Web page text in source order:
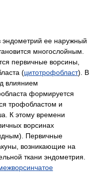
эндометрий ее наружный
многослойным.
первичные ворсины,
(цитотрофобласт). В
влиянием
формируется
трофобластом и
К этому времени
ворсинах
Первичные
возникающие на
ткани эндометрия.